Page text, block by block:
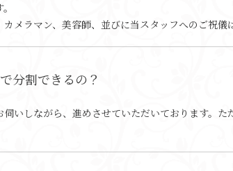
メラマン、美容師、並びに当スタッフへのご祝儀
分割できるの？
いしながら、進めさせていただいております。